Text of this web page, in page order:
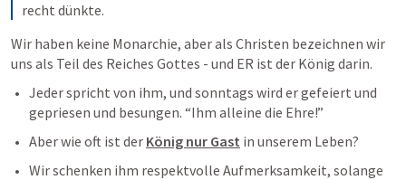
recht dünkte.
Wir haben keine Monarchie, aber als Christen bezeichnen wir
uns als Teil des Reiches Gottes - und ER ist der König darin.
Jeder spricht von ihm, und sonntags wird er gefeiert und
gepriesen und besungen. “Ihm alleine die Ehre!”
Aber wie oft ist der König nur Gast in unserem Leben?
Wir schenken ihm respektvolle Aufmerksamkeit, solange